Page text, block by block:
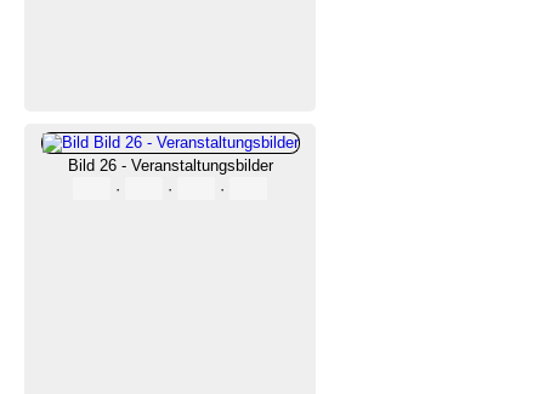
Bild 26 - Veranstaltungsbilder
·
· ·